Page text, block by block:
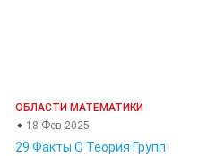
ОБЛАСТИ МАТЕМАТИКИ
18 Фев 2025
29 Факты О Теория Групп